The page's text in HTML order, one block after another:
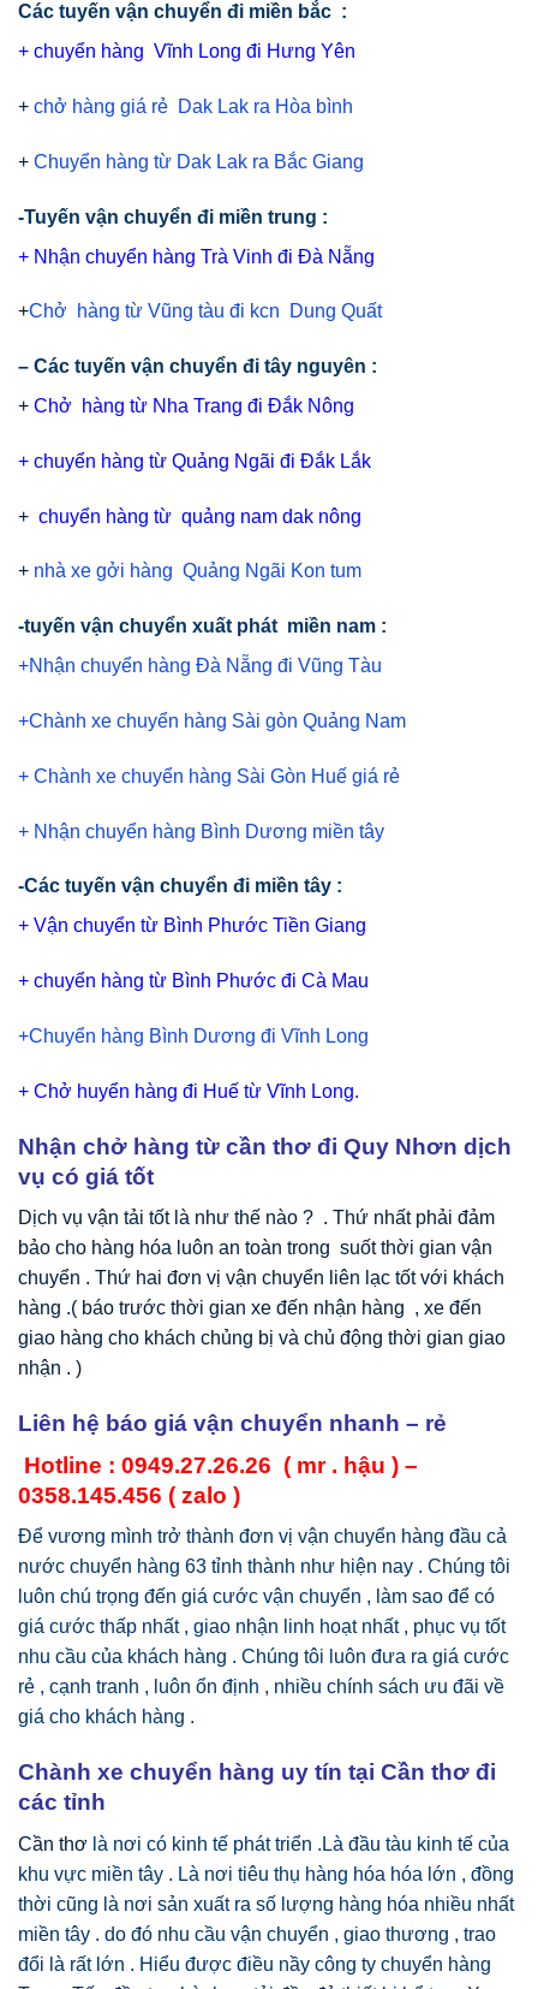
Các tuyến vận chuyển đi miền bắc :
+ chuyển hàng Vĩnh Long đi Hưng Yên
+ chở hàng giá rẻ Dak Lak ra Hòa bình
+ Chuyển hàng từ Dak Lak ra Bắc Giang
-Tuyến vận chuyển đi miền trung :
+ Nhận chuyển hàng Trà Vinh đi Đà Nẵng
+Chở hàng từ Vũng tàu đi kcn Dung Quất
– Các tuyến vận chuyển đi tây nguyên :
+ Chở hàng từ Nha Trang đi Đắk Nông
+ chuyển hàng từ Quảng Ngãi đi Đắk Lắk
+ chuyển hàng từ quảng nam dak nông
+ nhà xe gởi hàng Quảng Ngãi Kon tum
-tuyến vận chuyển xuất phát miền nam :
+Nhận chuyển hàng Đà Nẵng đi Vũng Tàu
+Chành xe chuyển hàng Sài gòn Quảng Nam
+ Chành xe chuyển hàng Sài Gòn Huế giá rẻ
+ Nhận chuyển hàng Bình Dương miền tây
-Các tuyến vận chuyển đi miền tây :
+ Vận chuyển từ Bình Phước Tiền Giang
+ chuyển hàng từ Bình Phước đi Cà Mau
+Chuyển hàng Bình Dương đi Vĩnh Long
+ Chở huyển hàng đi Huế từ Vĩnh Long.
Nhận chở hàng từ cần thơ đi Quy Nhơn dịch
vụ có giá tốt
Dịch vụ vận tải tốt là như thế nào ? . Thứ nhất phải đảm
bảo cho hàng hóa luôn an toàn trong suốt thời gian vận
chuyển . Thứ hai đơn vị vận chuyển liên lạc tốt với khách
hàng .( báo trước thời gian xe đến nhận hàng , xe đến
giao hàng cho khách chủng bị và chủ động thời gian giao
nhận . )
Liên hệ báo giá vận chuyển nhanh – rẻ
Hotline : 0949.27.26.26 ( mr . hậu ) –
0358.145.456 ( zalo )
Để vương mình trở thành đơn vị vận chuyển hàng đầu cả
nước chuyển hàng 63 tỉnh thành như hiện nay . Chúng tôi
luôn chú trọng đến giá cước vận chuyển , làm sao để có
giá cước thấp nhất , giao nhận linh hoạt nhất , phục vụ tốt
nhu cầu của khách hàng . Chúng tôi luôn đưa ra giá cước
rẻ , cạnh tranh , luôn ổn định , nhiều chính sách ưu đãi về
giá cho khách hàng .
Chành xe chuyển hàng uy tín tại Cần thơ đi
các tỉnh
Cần thơ là nơi có kinh tế phát triển .Là đầu tàu kinh tế của
khu vực miền tây . Là nơi tiêu thụ hàng hóa hóa lớn , đồng
thời cũng là nơi sản xuất ra số lượng hàng hóa nhiều nhất
miền tây . do đó nhu cầu vận chuyển , giao thương , trao
đổi là rất lớn . Hiểu được điều nầy công ty chuyển hàng